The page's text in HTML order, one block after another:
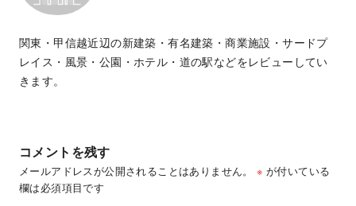
関東・甲信越近辺の新建築・有名建築・商業施設・サードプ
レイス・風景・公園・ホテル・道の駅などをレビューしてい
きます。
コメントを残す
メールアドレスが公開されることはありません。 ※ が付いている
欄は必須項目です